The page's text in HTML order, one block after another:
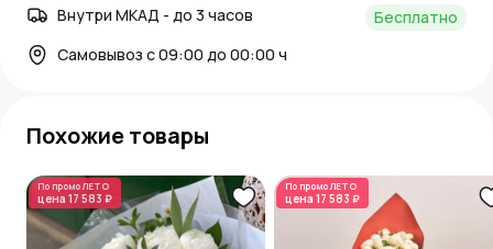
Внутри МКАД - до 3 часов
Бесплатно
Самовывоз с 09:00 до 00:00 ч
Похожие товары
По промоЛЕТО
цена 17 583 ₽
По промоЛЕТО
цена 17 583 ₽